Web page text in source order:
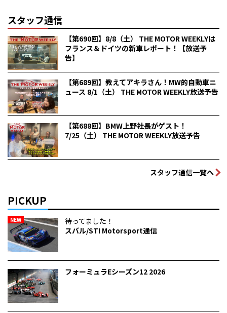
スタッフ通信
【第690回】8/8（土） THE MOTOR WEEKLYは
フランス＆ドイツの新車レポート！【放送予
告】
【第689回】教えてアキラさん！MW的自動車ニ
ュース 8/1（土） THE MOTOR WEEKLY放送予告
【第688回】BMW上野社長がゲスト！
7/25（土） THE MOTOR WEEKLY放送予告
スタッフ通信一覧へ
PICKUP
NEW
待ってました！
スバル/STI Motorsport通信
フォーミュラEシーズン12 2026